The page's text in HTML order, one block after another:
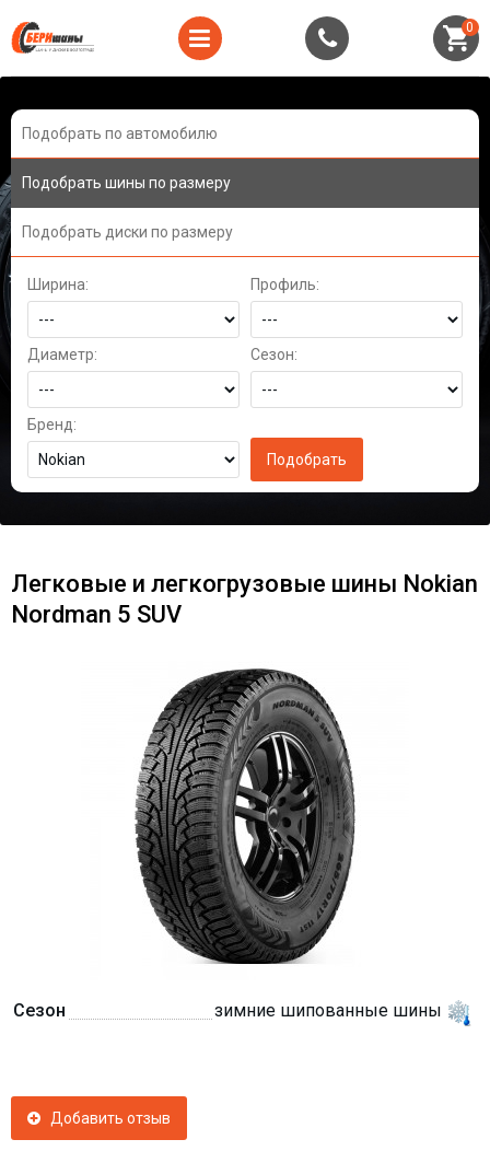
0
Подобрать по автомобилю
Подобрать шины по размеру
Подобрать диски по размеру
Ширина: Профиль:
Диаметр: Сезон:
Бренд:
Легковые и легкогрузовые шины Nokian
Nordman 5 SUV
Сезон зимние шипованные шины
Добавить отзыв